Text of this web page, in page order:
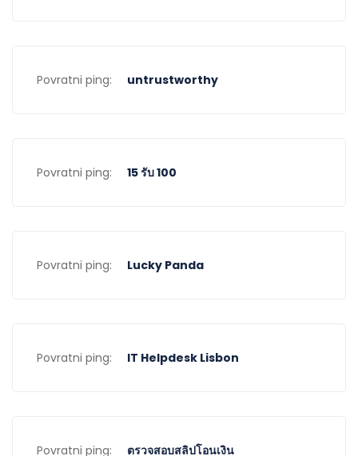
Povratni ping: untrustworthy
Povratni ping: 15 รับ 100
Povratni ping: Lucky Panda
Povratni ping: IT Helpdesk Lisbon
Povratni ping: ตรวจสอบสลิปโอนเงิน